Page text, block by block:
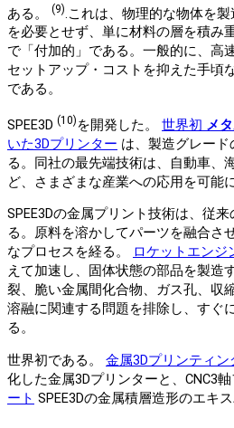
ある。
(9).これは、物理的な物体を
を必要とせず、単に材料の層を積み
で「付加的」である。一般的に、高
セットアップ・コストを抑えた手頃
である。
SPEE3D (10) を開発した。 世界初 メ
いた3Dプリンター は、製造グレー
る。同社の最先端技術は、自動車、
ど、さまざまな産業への応用を可能
SPEE3Dの金属プリント技術は、従
る。原料を溶かしてパーツを融合さ
なプロセスを経る。
ロケットエンジ
えて加速し、固体状態の部品を製造
裂、脆い金属間化合物、ガス孔、収
溶融に関連する問題を排除し、すぐ
る。
世界初である。 金属3Dプリンティ
化した金属3Dプリンターと、CNC3
ート SPEE3Dの金属積層造形のエキ